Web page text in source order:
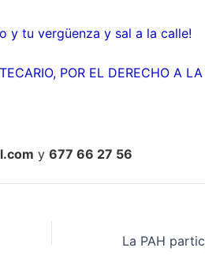
y tu vergüenza y sal a la calle!
POR EL DERECHO A
y 677 66 27 56